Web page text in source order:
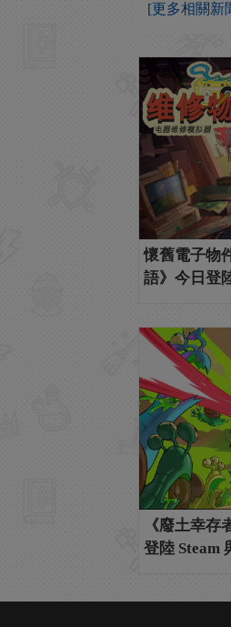
[更多相關新
懷舊電子物
語》今日登
《廢土幸存
登陸 Steam